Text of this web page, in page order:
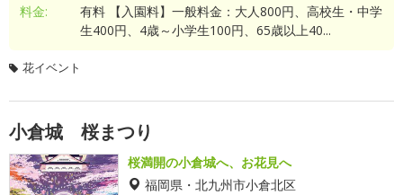
料金:
有料 【入園料】一般料金：大人800円、高校生・中学
生400円、4歳～小学生100円、65歳以上40...
花イベント
小倉城 桜まつり
桜満開の小倉城へ、お花見へ
福岡県・北九州市小倉北区